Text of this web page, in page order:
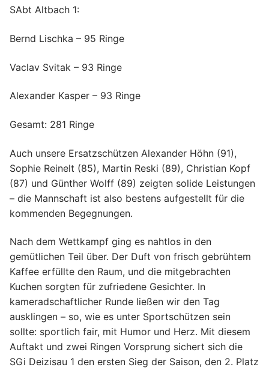
SAbt Altbach 1:
Bernd Lischka – 95 Ringe
Vaclav Svitak – 93 Ringe
Alexander Kasper – 93 Ringe
Gesamt: 281 Ringe
Auch unsere Ersatzschützen Alexander Höhn (91),
Sophie Reinelt (85), Martin Reski (89), Christian Kopf
(87) und Günther Wolff (89) zeigten solide Leistungen
– die Mannschaft ist also bestens aufgestellt für die
kommenden Begegnungen.
Nach dem Wettkampf ging es nahtlos in den
gemütlichen Teil über. Der Duft von frisch gebrühtem
Kaffee erfüllte den Raum, und die mitgebrachten
Kuchen sorgten für zufriedene Gesichter. In
kameradschaftlicher Runde ließen wir den Tag
ausklingen – so, wie es unter Sportschützen sein
sollte: sportlich fair, mit Humor und Herz. Mit diesem
Auftakt und zwei Ringen Vorsprung sichert sich die
SGi Deizisau 1 den ersten Sieg der Saison, den 2. Platz